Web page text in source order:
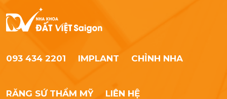
093 434 2201 IMPLANT CHỈNH NHA
RĂNG SỨ THẨM MỸ LIÊN HỆ